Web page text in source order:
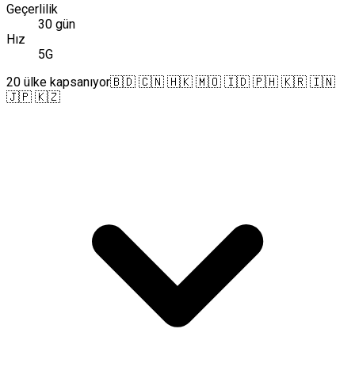
Geçerlilik
30 gün
Hız
5G
20 ülke kapsanıyor🇧🇩 🇨🇳 🇭🇰 🇲🇴 🇮🇩 🇵🇭 🇰🇷 🇮🇳
🇯🇵 🇰🇿